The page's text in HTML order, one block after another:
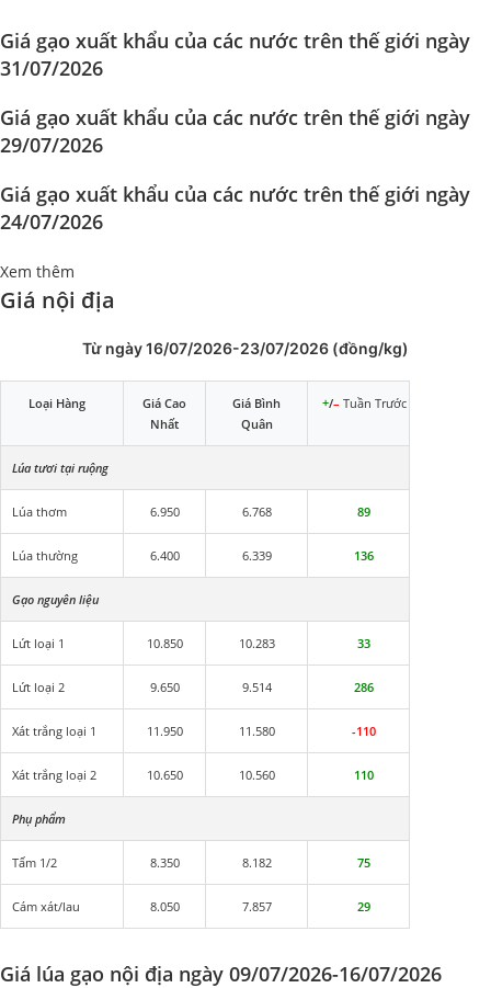
Giá gạo xuất khẩu của các nước trên thế giới ngày
31/07/2026
Giá gạo xuất khẩu của các nước trên thế giới ngày
29/07/2026
Giá gạo xuất khẩu của các nước trên thế giới ngày
24/07/2026
Xem thêm
Giá nội địa
Từ ngày 16/07/2026-23/07/2026 (đồng/kg)
Loại Hàng
Giá Cao
Nhất
Giá Bình
Quân
+/– Tuần Trước
Lúa tươi tại ruộng
Lúa thơm 6.950 6.768 89
Lúa thường 6.400 6.339 136
Gạo nguyên liệu
Lứt loại 1 10.850 10.283 33
Lứt loại 2 9.650 9.514 286
Xát trắng loại 1 11.950 11.580 -110
Xát trắng loại 2 10.650 10.560 110
Phụ phẩm
Tấm 1/2 8.350 8.182 75
Cám xát/lau 8.050 7.857 29
Giá lúa gạo nội địa ngày 09/07/2026-16/07/2026